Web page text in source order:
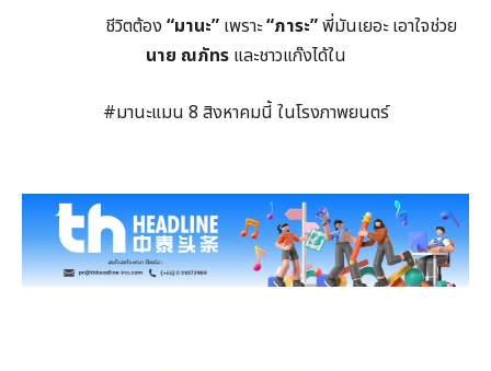
ชีวิตต้อง “มานะ”เพราะ“ภาระ”พี่มันเยอะ เอาใจช่วย
นาย ณภัทรและชาวแก๊งได้ใน
#มานะแมน 8 สิงหาคมนี้ ในโรงภาพยนตร์